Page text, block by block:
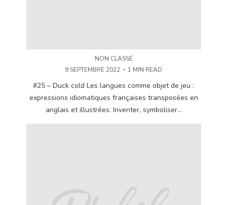
NON CLASSÉ
9 SEPTEMBRE 2022
1 MIN READ
#25 – Duck cold Les langues comme objet de jeu :
expressions idiomatiques françaises transposées en
anglais et illustrées. Inventer, symboliser...